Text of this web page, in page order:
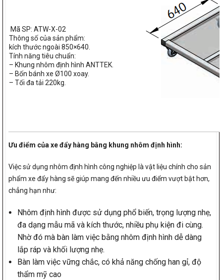
Mã SP: ATW-X-02
Thông số của sản phẩm:
kích thước ngoài 850×640.
Tính năng tiêu chuẩn:
– Khung nhôm định hình ANTTEK.
– Bốn bánh xe Ø100 xoay.
– Tối đa tải 220kg.
Ưu điểm của xe đẩy hàng bằng khung nhôm định hình:
Việc sử dụng nhôm định hình công nghiệp là vật liệu chính cho sản
phẩm xe đẩy hàng sẽ giúp mang đến nhiều ưu điểm vượt bật hơn,
chẳng hạn như:
Nhôm định hình được sử dụng phổ biến, trọng lượng nhẹ,
đa dạng mẫu mã và kích thước, nhiều phụ kiện đi cùng.
Nhờ đó mà bàn làm việc bằng nhôm định hình dễ dàng
lắp ráp và khối lượng nhẹ.
Bàn làm việc vững chắc, có khả năng chống han gỉ, độ
thẩm mỹ cao